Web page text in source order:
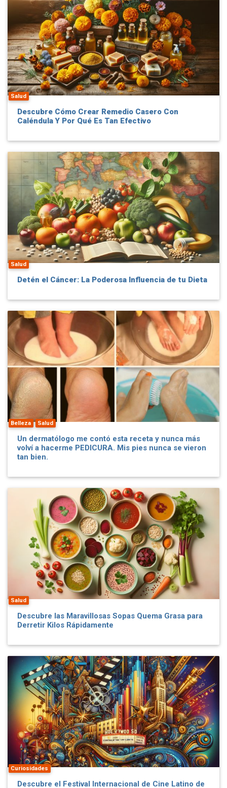
Salud
Descubre Cómo Crear Remedio Casero Con
Caléndula Y Por Qué Es Tan Efectivo
Salud
Detén el Cáncer: La Poderosa Influencia de tu Dieta
Belleza Salud
Un dermatólogo me contó esta receta y nunca más
volví a hacerme PEDICURA. Mis pies nunca se vieron
tan bien.
Salud
Descubre las Maravillosas Sopas Quema Grasa para
Derretir Kilos Rápidamente
Curiosidades
Descubre el Festival Internacional de Cine Latino de